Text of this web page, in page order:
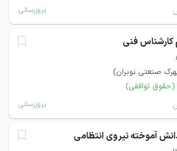
بروزرسانی
کارشناس فنی
صنعتی نوبران)
(حقوق توافقی)
بروزرسانی
آموخته نیروی انتظامی